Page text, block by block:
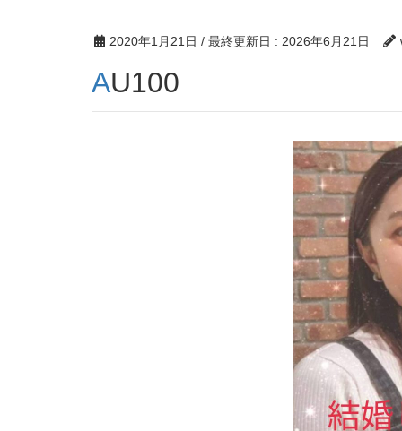
2020年1月21日 / 最終更新日 : 2026年6月21日
AU100